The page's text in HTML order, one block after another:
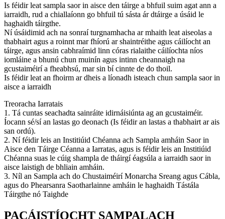
Is féidir leat sampla saor in aisce den táirge a bhfuil suim agat ann a
iarraidh, rud a chiallaíonn go bhfuil tú sásta ár dtáirge a úsáid le
haghaidh táirgthe.
Ní úsáidimid ach na sonraí turgnamhacha ar mhaith leat aiseolas a
thabhairt agus a roinnt mar fhíorú ar shaintréithe agus cáilíocht an
táirge, agus ansin cabhraímid linn córas rialaithe cáilíochta níos
iomláine a bhunú chun muinín agus intinn cheannaigh na
gcustaiméirí a fheabhsú, mar sin bí cinnte de do thoil.
Is féidir leat an fhoirm ar dheis a líonadh isteach chun sampla saor in
aisce a iarraidh
Treoracha Iarratais
1. Tá cuntas seachadta sainráite idirnáisiúnta ag an gcustaiméir.
Íocann sé/sí an lastas go deonach (Is féidir an lastas a thabhairt ar ais
san ordú).
2. Ní féidir leis an Institiúid Chéanna ach Sampla amháin Saor in
Aisce den Táirge Céanna a Iarratas, agus is féidir leis an Institiúid
Chéanna suas le cúig shampla de tháirgí éagsúla a iarraidh saor in
aisce laistigh de bhliain amháin.
3. Níl an Sampla ach do Chustaiméirí Monarcha Sreang agus Cábla,
agus do Phearsanra Saotharlainne amháin le haghaidh Tástála
Táirgthe nó Taighde
PACÁISTÍOCHT SAMPALACH